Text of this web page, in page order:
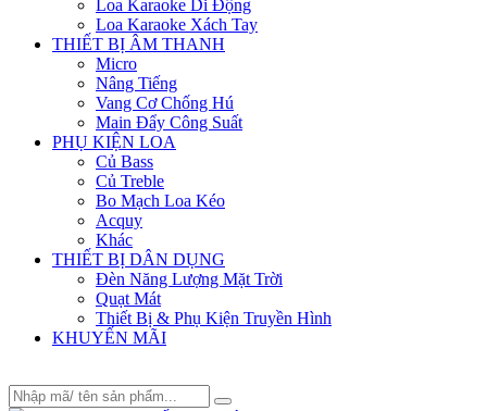
Loa Karaoke Di Động
Loa Karaoke Xách Tay
THIẾT BỊ ÂM THANH
Micro
Nâng Tiếng
Vang Cơ Chống Hú
Main Đẩy Công Suất
PHỤ KIỆN LOA
Củ Bass
Củ Treble
Bo Mạch Loa Kéo
Acquy
Khác
THIẾT BỊ DÂN DỤNG
Đèn Năng Lượng Mặt Trời
Quạt Mát
Thiết Bị & Phụ Kiện Truyền Hình
KHUYẾN MÃI